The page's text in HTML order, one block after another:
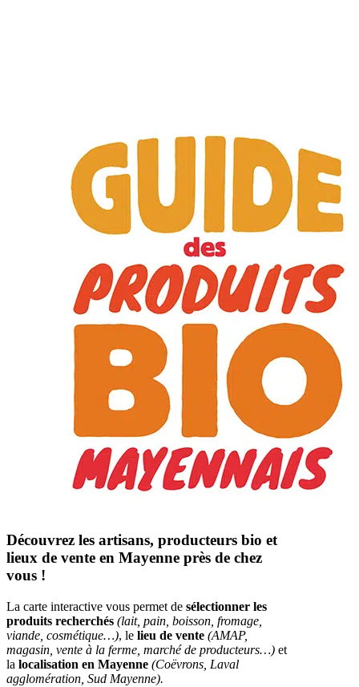
Découvrez les artisans, producteurs bio et
lieux de vente en Mayenne près de chez
vous !
La carte interactive vous permet de sélectionner les
produits recherchés (lait, pain, boisson, fromage,
viande, cosmétique…), le lieu de vente (AMAP,
magasin, vente à la ferme, marché de producteurs…) et
la localisation en Mayenne (Coëvrons, Laval
agglomération, Sud Mayenne).